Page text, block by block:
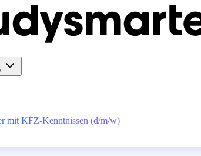
mit KFZ-Kenntnissen (d/m/w)